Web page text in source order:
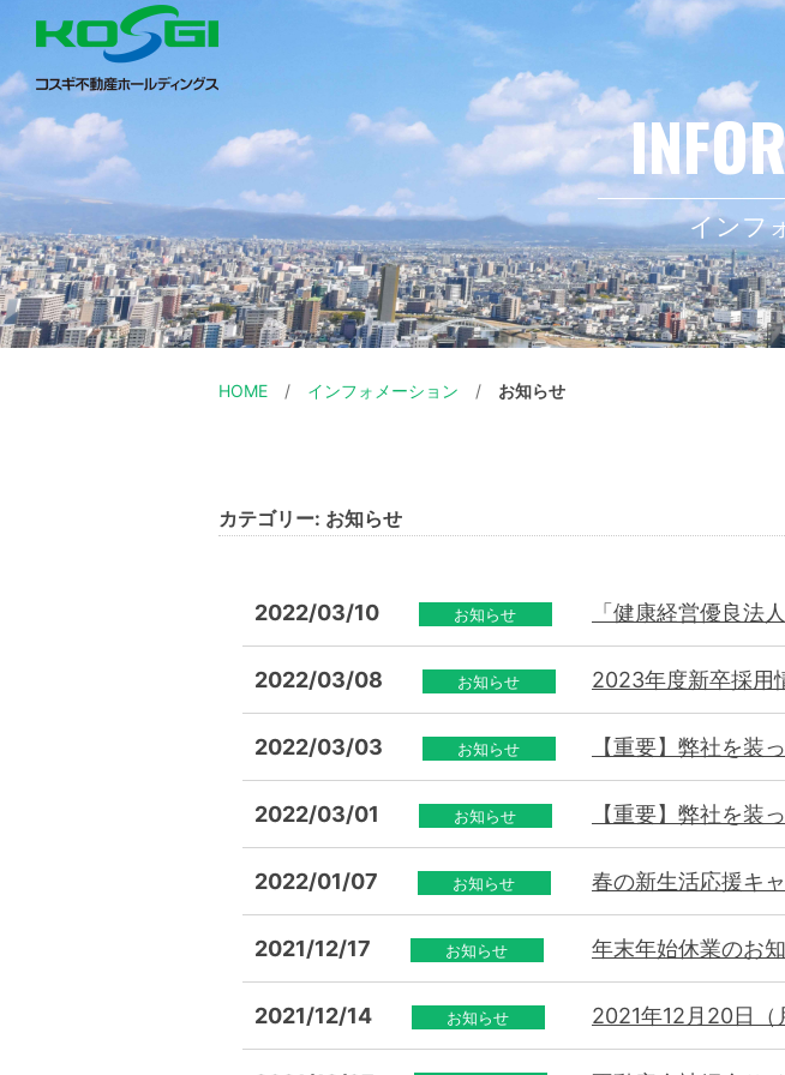
インフ
HOME インフォメーション お知らせ
カテゴリー: お知らせ
2022/03/10 お知らせ 「健康経営優良法
2022/03/08 お知らせ 2023年度新卒採用
2022/03/03 お知らせ 【重要】弊社を装
2022/03/01 お知らせ 【重要】弊社を装
2022/01/07 お知らせ 春の新生活応援キ
2021/12/17 お知らせ 年末年始休業のお
2021/12/14 お知らせ 2021年12月20日（